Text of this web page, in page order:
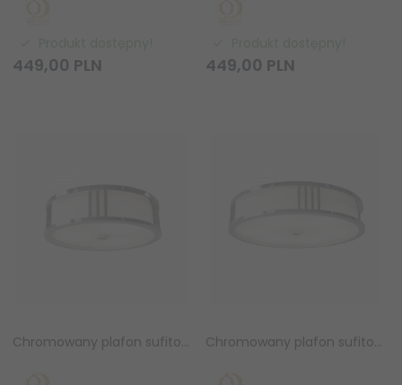
449,00 PLN 449,00 PLN
Chromowany plafon sufitowy SANDRO PL CROMO 35 Orlicki Design OR85815 Chromowany plafon sufitowy SANDRO PL CROMO 50 Orlicki Design OR85808